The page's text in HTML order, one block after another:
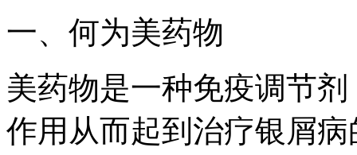
一、何为美药物
美药物是一种免疫调节
作用从而起到治疗银屑